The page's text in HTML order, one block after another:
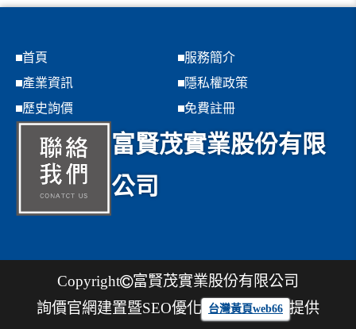
首頁
服務簡介
產業資訊
隱私權政策
歷史詢價
免費註冊
富賢茂實業股份有限
公司
Copyright
富賢茂實業股份有限公司
詢價官網建置暨SEO優化
台灣黃頁web66 提供